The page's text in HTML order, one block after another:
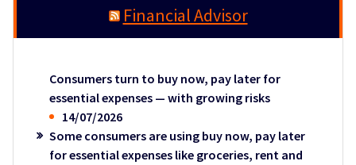
Financial Advisor
Consumers turn to buy now, pay later for
essential expenses — with growing risks
14/07/2026
Some consumers are using buy now, pay later
for essential expenses like groceries, rent and